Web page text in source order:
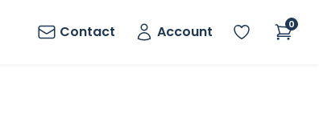
Contact Account 0